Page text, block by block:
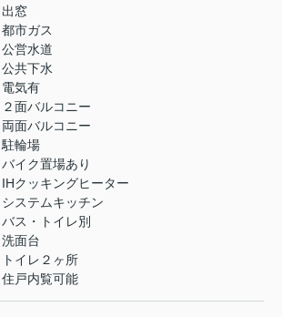
出窓
都市ガス
公営水道
公共下水
電気有
２面バルコニー
両面バルコニー
駐輪場
バイク置場あり
IHクッキングヒーター
システムキッチン
バス・トイレ別
洗面台
トイレ２ヶ所
住戸内覧可能